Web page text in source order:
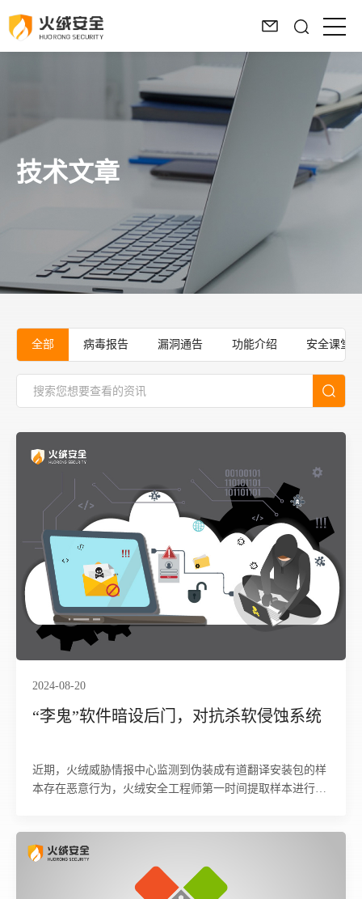
技术文章
全部 病毒报告 漏洞通告 功能介绍 安全课堂
2024-08-20
​“李鬼”软件暗设后门，对抗杀软侵蚀系统
近期，火绒威胁情报中心监测到伪装成有道翻译安装包的样
本存在恶意行为，火绒安全工程师第一时间提取样本进行分
还会绕过 UAC 实现无弹窗执行，并存在创建服务设置自启
动进行持久化驻留等行为。目前，火绒安全产品可对上述病
毒进行拦截查杀，请广大用户及时更新病毒库以提高防御能